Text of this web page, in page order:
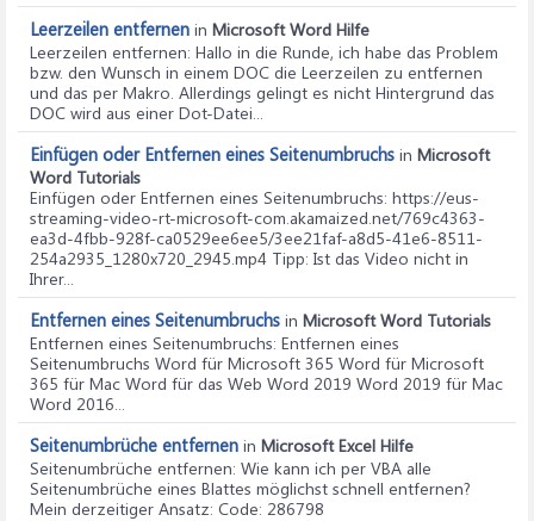
Leerzeilen entfernen in Microsoft Word Hilfe
Leerzeilen entfernen: Hallo in die Runde, ich habe das Problem
bzw. den Wunsch in einem DOC die Leerzeilen zu entfernen
und das per Makro. Allerdings gelingt es nicht Hintergrund das
DOC wird aus einer Dot-Datei...
Einfügen oder Entfernen eines Seitenumbruchs in Microsoft
Word Tutorials
Einfügen oder Entfernen eines Seitenumbruchs: https://eus-
streaming-video-rt-microsoft-com.akamaized.net/769c4363-
ea3d-4fbb-928f-ca0529ee6ee5/3ee21faf-a8d5-41e6-8511-
254a2935_1280x720_2945.mp4 Tipp: Ist das Video nicht in
Ihrer...
Entfernen eines Seitenumbruchs in Microsoft Word Tutorials
Entfernen eines Seitenumbruchs: Entfernen eines
Seitenumbruchs Word für Microsoft 365 Word für Microsoft
365 für Mac Word für das Web Word 2019 Word 2019 für Mac
Word 2016...
Seitenumbrüche entfernen in Microsoft Excel Hilfe
Seitenumbrüche entfernen: Wie kann ich per VBA alle
Seitenumbrüche eines Blattes möglichst schnell entfernen?
Mein derzeitiger Ansatz: Code: 286798